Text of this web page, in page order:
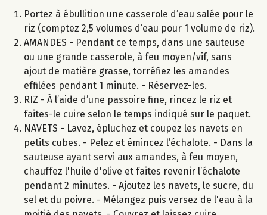
Portez à ébullition une casserole d’eau salée pour le
riz (comptez 2,5 volumes d’eau pour 1 volume de riz).
AMANDES - Pendant ce temps, dans une sauteuse
ou une grande casserole, à feu moyen/vif, sans
ajout de matière grasse, torréfiez les amandes
effilées pendant 1 minute. - Réservez-les.
RIZ - À l’aide d’une passoire fine, rincez le riz et
faites-le cuire selon le temps indiqué sur le paquet.
NAVETS - Lavez, épluchez et coupez les navets en
petits cubes. - Pelez et émincez l’échalote. - Dans la
sauteuse ayant servi aux amandes, à feu moyen,
chauffez l'huile d'olive et faites revenir l’échalote
pendant 2 minutes. - Ajoutez les navets, le sucre, du
sel et du poivre. - Mélangez puis versez de l'eau à la